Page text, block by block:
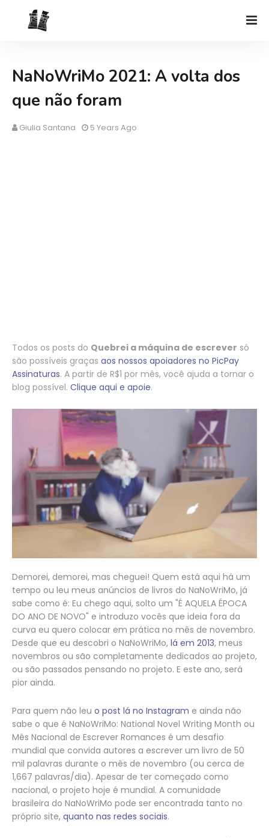
NaNoWriMo 2021: A volta dos
que não foram
Giulia Santana 5 Years Ago
Todos os posts do Quebrei a máquina de escrever só
são possíveis graças aos nossos apoiadores no PicPay
Assinaturas. A partir de R$1 por mês, você ajuda a tornar o
blog possível. Clique aqui e apoie.
Demorei, demorei, mas cheguei! Quem está aqui há um
tempo ou leu meus anúncios de livros do NaNoWriMo, já
sabe como é: Eu chego aqui, solto um "É AQUELA ÉPOCA
DO ANO DE NOVO" e introduzo vocês que ideia fora da
curva eu quero colocar em prática no mês de novembro.
Desde que eu descobri o NaNoWriMo, lá em 2013, meus
novembros ou são completamente dedicados ao projeto,
ou são passados pensando no projeto. E este ano, será
pior ainda.
Para quem não leu o post lá no Instagram e ainda não
sabe o que é NaNoWriMo: National Novel Writing Month ou
Mês Nacional de Escrever Romances é um desafio
mundial que convida autores a escrever um livro de 50
mil palavras durante o mês de novembro (ou cerca de
1,667 palavras/dia). Apesar de ter começado como
nacional, o projeto hoje é mundial. A comunidade
brasileira do NaNoWriMo pode ser encontrada tanto no
próprio site, quanto nas redes sociais.